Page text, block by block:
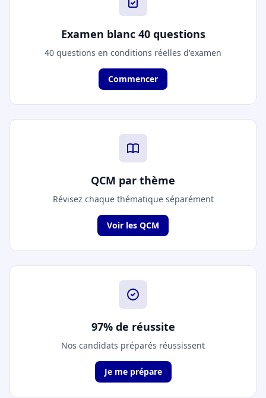
Examen blanc 40 questions
40 questions en conditions réelles d'examen
Commencer
QCM par thème
Révisez chaque thématique séparément
Voir les QCM
97% de réussite
Nos candidats préparés réussissent
Je me prépare